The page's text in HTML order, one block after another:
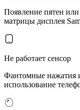
Появление пятен
матрицы дисплея
Не работает сенсор
Фантомные нажатия
использование